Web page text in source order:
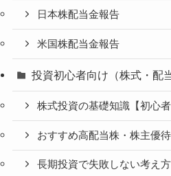
日本株配当金報告
米国株配当金報告
投資初心者向け（株式・配
株式投資の基礎知識【初心者
おすすめ高配当株・株主優待
長期投資で失敗しない考え